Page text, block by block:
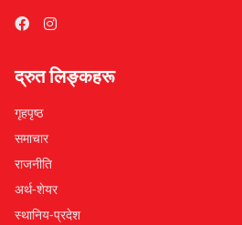
द्रुत लिङ्कहरू
गृहपृष्ठ
समाचार
राजनीति
अर्थ-शेयर
स्थानिय-प्रदेश